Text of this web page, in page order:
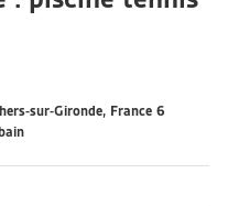
sur-Gironde, France 6